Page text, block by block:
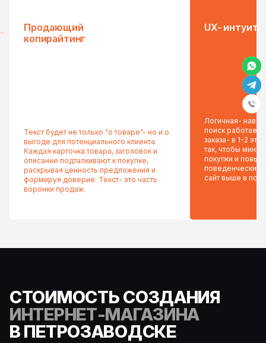
Продающий
копирайтинг
Текст будет не только “о товаре”- но и о
выгоде для потенциального клиента.
Каждая карточка товара, заголовок и
описание подталкивают к покупке,
раскрывая ценность предложения и
формируя доверие. Текст- это часть
воронки продаж.
UX-
Логичная-
поиск работает
заказа- в 1-2
так, чтобы
покупки и
поведенческие
сайт выше в
СТОИМОСТЬ СОЗДАНИЯ
ИНТЕРНЕТ-МАГАЗИНА
В ПЕТРОЗАВОДСКЕ